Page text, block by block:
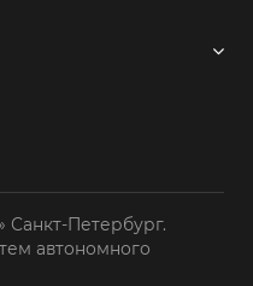
Петербург.
автономного